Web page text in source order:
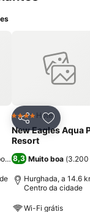
favoritos
)
Partilhar
4 EstrelasHotel
New Eagles Aqua
Resort
8,3 Muito boa (3.200
Hurghada, a 14.6
Centro da cidade
Wi-Fi grátis